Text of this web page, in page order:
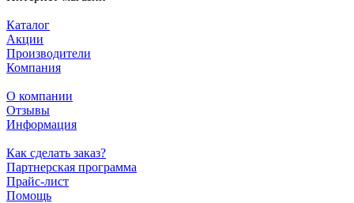
Каталог
Акции
Производители
Компания
О компании
Отзывы
Информация
Как сделать заказ?
Партнерская программа
Прайс-лист
Помощь